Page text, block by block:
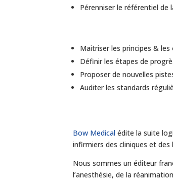
Pérenniser le référentiel de
Maitriser les principes &
Définir les étapes de
Proposer de nouvelles
Auditer les standards
Bow Medical édite la suite
infirmiers des cliniques et des
Nous sommes un éditeur
l’anesthésie, de la